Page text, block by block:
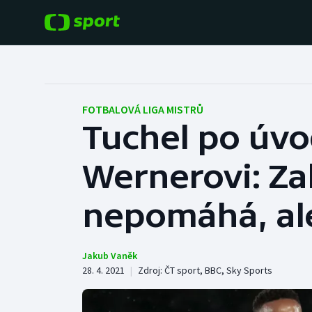
Hokej
Tenis
Baseball a softbal
Basketbal
Biatlon
FOTBALOVÁ LIGA MISTRŮ
Tuchel po
Wernerovi:
nepomáhá,
Jakub Vaněk
28. 4. 2021 | Zdroj: ČT sport, BBC, Sky Sports